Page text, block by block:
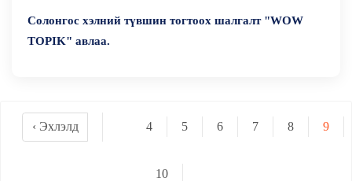
Солонгос хэлний түвшин тогтоох шалгалт "WOW
TOPIK" авлаа.
‹ Эхлэлд 4 5 6 7 8 9
10